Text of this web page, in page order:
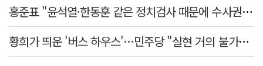
홍준표 "윤석열·한동훈 같은 정치검사 때문에 수사권마저 탈취 당해"
황희가 띄운 '버스 하우스'…민주당 "실현 거의 불가능, 해프닝으로 봐달라"